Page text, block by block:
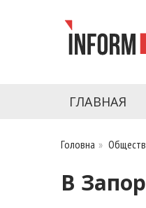
последние
ГЛАВНАЯ
Головна »
В